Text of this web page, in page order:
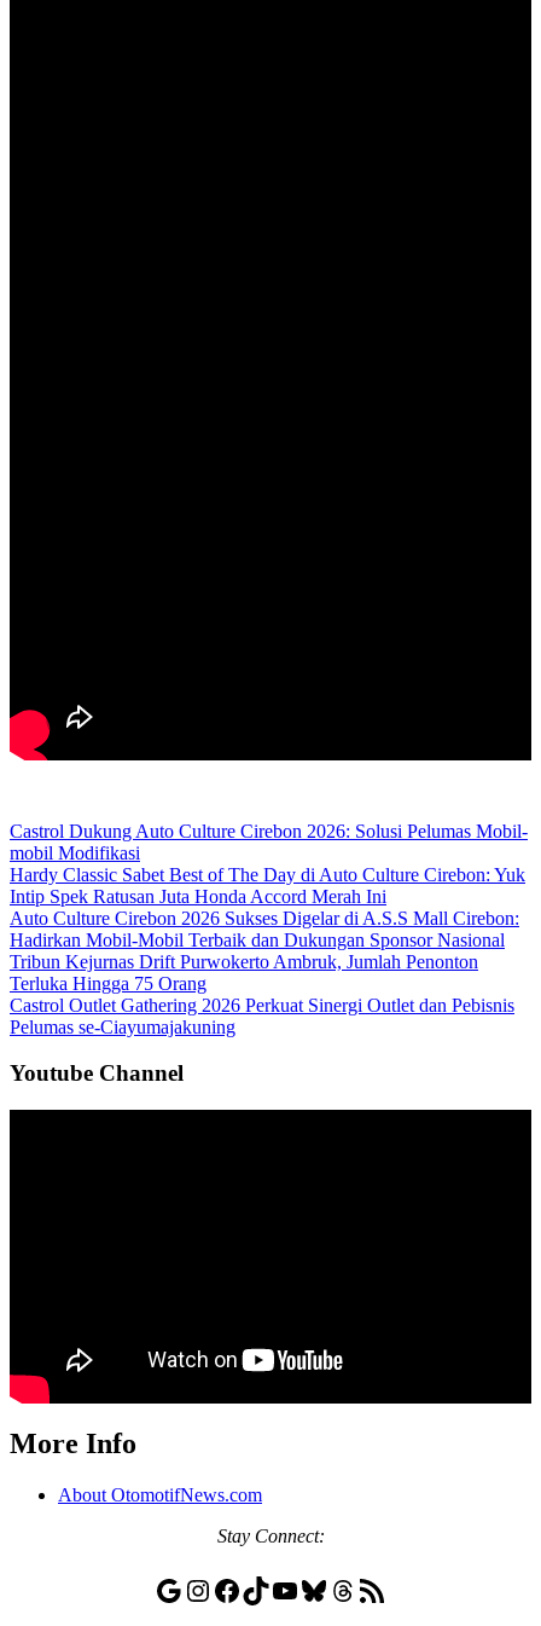
Castrol Dukung Auto Culture Cirebon 2026: Solusi Pelumas Mobil-
mobil Modifikasi
Hardy Classic Sabet Best of The Day di Auto Culture Cirebon: Yuk
Intip Spek Ratusan Juta Honda Accord Merah Ini
Auto Culture Cirebon 2026 Sukses Digelar di A.S.S Mall Cirebon:
Hadirkan Mobil-Mobil Terbaik dan Dukungan Sponsor Nasional
Tribun Kejurnas Drift Purwokerto Ambruk, Jumlah Penonton
Terluka Hingga 75 Orang
Castrol Outlet Gathering 2026 Perkuat Sinergi Outlet dan Pebisnis
Pelumas se-Ciayumajakuning
Youtube Channel
More Info
About OtomotifNews.com
Stay Connect:
Google
Instagram
Facebook
TikTok
YouTube
Bluesky
Threads
RSS Feed